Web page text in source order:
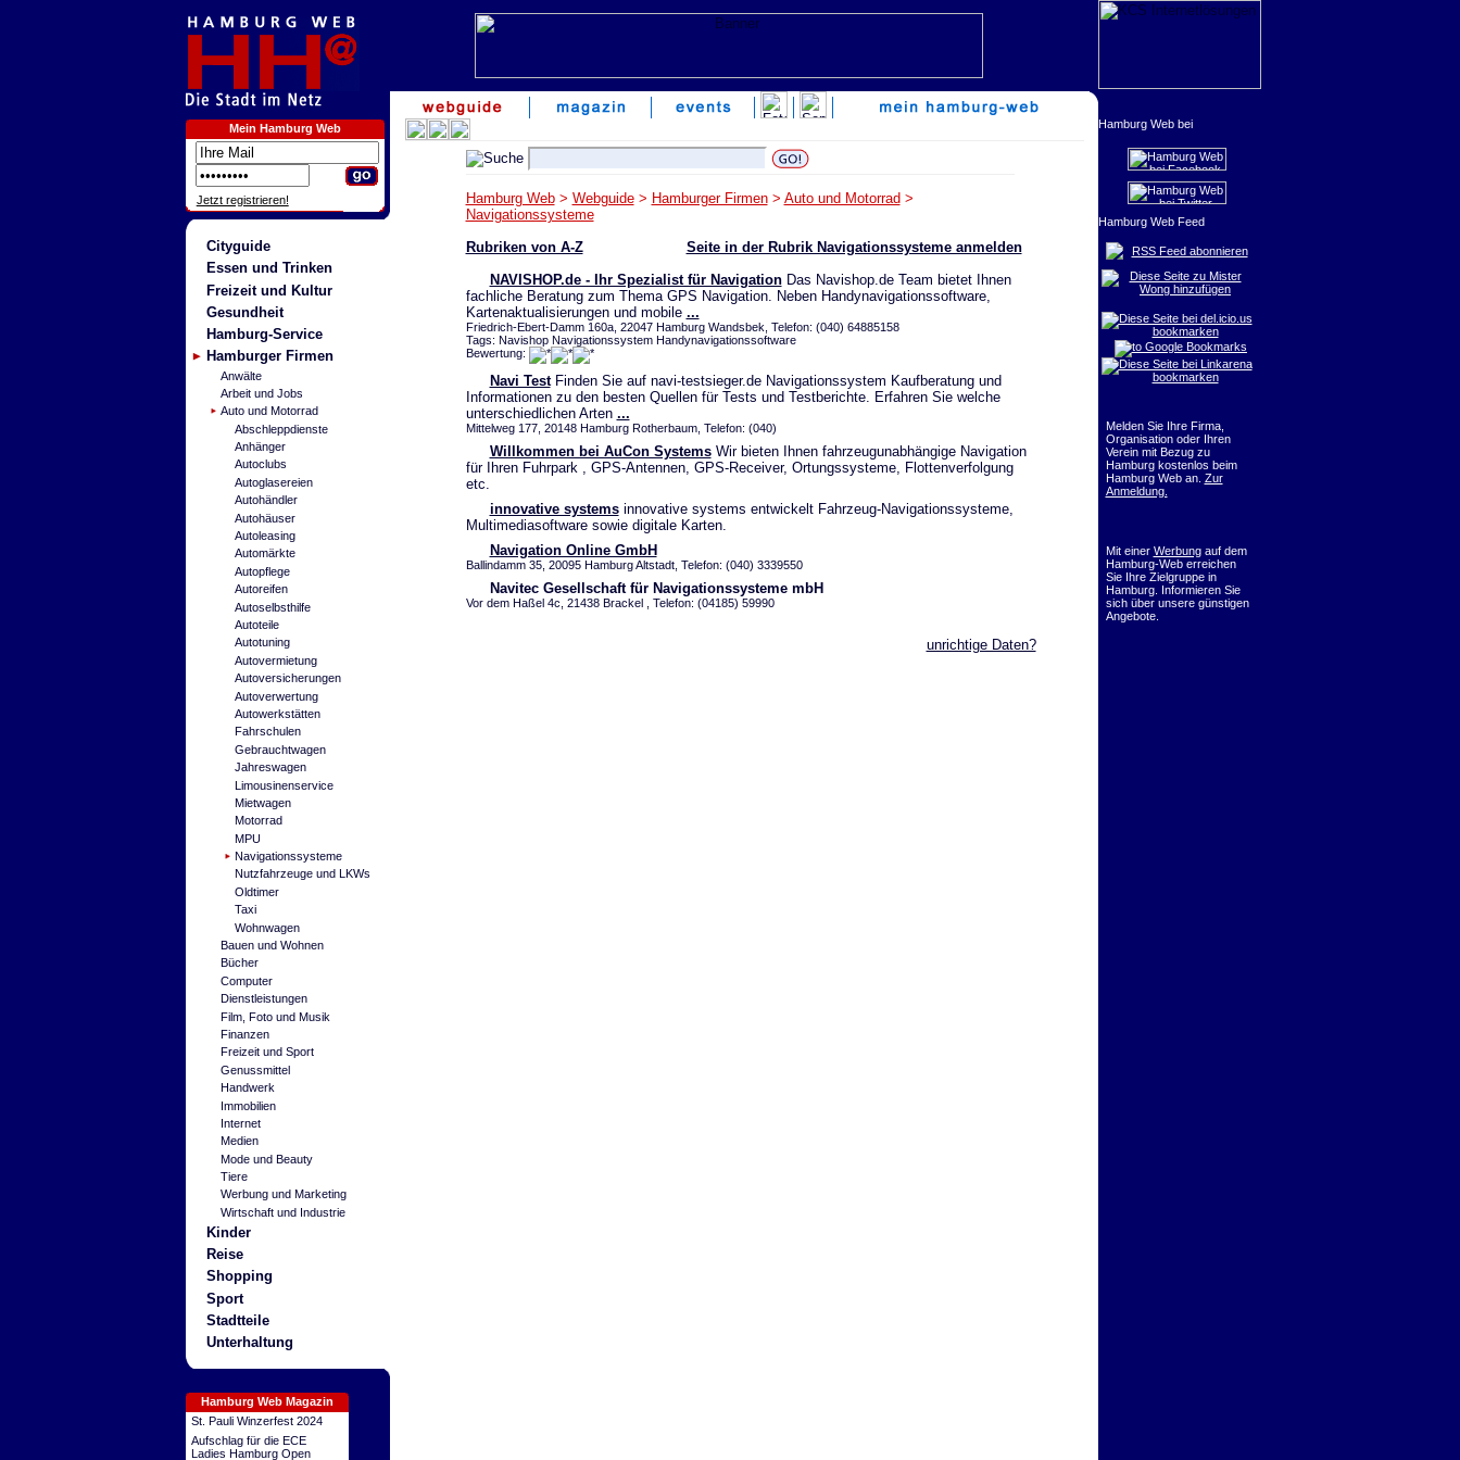
Mein Hamburg Web
Jetzt registrieren!
Cityguide
Essen und Trinken
Freizeit und Kultur
Gesundheit
Hamburg-Service
Hamburger Firmen
Anwälte
Arbeit und Jobs
Auto und Motorrad
Abschleppdienste
Anhänger
Autoclubs
Autoglasereien
Autohändler
Autohäuser
Autoleasing
Automärkte
Autopflege
Autoreifen
Autoselbsthilfe
Autoteile
Autotuning
Autovermietung
Autoversicherungen
Autoverwertung
Autowerkstätten
Fahrschulen
Gebrauchtwagen
Jahreswagen
Limousinenservice
Mietwagen
Motorrad
MPU
Navigationssysteme
Nutzfahrzeuge und LKWs
Oldtimer
Taxi
Wohnwagen
Bauen und Wohnen
Bücher
Computer
Dienstleistungen
Film, Foto und Musik
Finanzen
Freizeit und Sport
Genussmittel
Handwerk
Immobilien
Internet
Medien
Mode und Beauty
Tiere
Werbung und Marketing
Wirtschaft und Industrie
Kinder
Reise
Shopping
Sport
Stadtteile
Unterhaltung
Hamburg Web Magazin
St. Pauli Winzerfest 2024
Aufschlag für die ECE
Ladies Hamburg Open
Hamburg Web> Webguide> Hamburger Firmen> Auto und Motorrad >
Navigationssysteme
Rubriken von A-Z
Seite in der Rubrik Navigationssysteme anmelden
NAVISHOP.de - Ihr Spezialist für NavigationDas Navishop.de Team bietet Ihnen
fachliche Beratung zum Thema GPS Navigation. Neben Handynavigationssoftware,
Kartenaktualisierungen und mobile ...
Friedrich-Ebert-Damm 160a, 22047 Hamburg Wandsbek, Telefon: (040) 64885158
Tags: Navishop Navigationssystem Handynavigationssoftware
Bewertung:
Navi TestFinden Sie auf navi-testsieger.de Navigationssystem Kaufberatung und
Informationen zu den besten Quellen für Tests und Testberichte. Erfahren Sie welche
unterschiedlichen Arten ...
Mittelweg 177, 20148 Hamburg Rotherbaum, Telefon: (040)
Willkommen bei AuCon SystemsWir bieten Ihnen fahrzeugunabhängige Navigation
für Ihren Fuhrpark , GPS-Antennen, GPS-Receiver, Ortungssysteme, Flottenverfolgung
etc.
innovative systemsinnovative systems entwickelt Fahrzeug-Navigationssysteme,
Multimediasoftware sowie digitale Karten.
Navigation Online GmbH‎
Ballindamm 35, 20095 Hamburg Altstadt, Telefon: (040) 3339550
Navitec Gesellschaft für Navigationssysteme mbH‎
Vor dem Haßel 4c, 21438 Brackel , Telefon: (04185) 59990
unrichtige Daten?
RSS Feed abonnieren
Melden Sie Ihre Firma,
Organisation oder Ihren
Verein mit Bezug zu
Hamburg kostenlos beim
Hamburg Web an. Zur
Anmeldung.
Mit einer Werbungauf dem
Hamburg-Web erreichen
Sie Ihre Zielgruppe in
Hamburg. Informieren Sie
sich über unsere günstigen
Angebote.